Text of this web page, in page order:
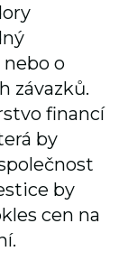
o
závazků.
financí
by
by
cen na